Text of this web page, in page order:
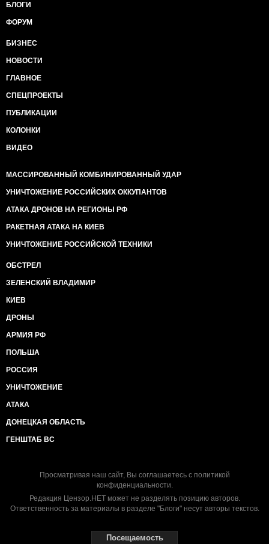
БЛОГИ
ФОРУМ
БИЗНЕС
НОВОСТИ
ГЛАВНОЕ
СПЕЦПРОЕКТЫ
ПУБЛИКАЦИИ
КОЛОНКИ
ВИДЕО
МАССИРОВАННЫЙ КОМБИНИРОВАННЫЙ УДАР
УНИЧТОЖЕНИЕ РОССИЙСКИХ ОККУПАНТОВ
АТАКА ДРОНОВ НА РЕГИОНЫ РФ
РАКЕТНАЯ АТАКА НА КИЕВ
УНИЧТОЖЕНИЕ РОССИЙСКОЙ ТЕХНИКИ
ОБСТРЕЛ
ЗЕЛЕНСКИЙ ВЛАДИМИР
КИЕВ
ДРОНЫ
АРМИЯ РФ
ПОЛЬША
РОССИЯ
УНИЧТОЖЕНИЕ
АТАКА
ДОНЕЦКАЯ ОБЛАСТЬ
ГЕНШТАБ ВС
Просматривая наш сайт, Вы соглашаетесь с политикой
конфиденциальности.
Редакция Цензор.НЕТ может не разделять позицию авторов.
Ответственность за материалы в разделе "Блоги" несут авторы текстов.
Посещаемость